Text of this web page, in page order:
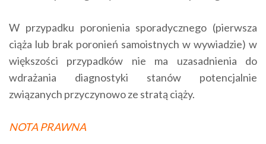
W przypadku poronienia sporadycznego (pierwsza
ciąża lub brak poronień samoistnych w wywiadzie) w
większości przypadków nie ma uzasadnienia do
wdrażania diagnostyki stanów potencjalnie
związanych przyczynowo ze stratą ciąży.
NOTA PRAWNA